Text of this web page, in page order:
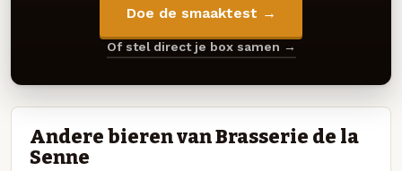
Doe de smaaktest →
Of stel direct je box samen →
Andere bieren van Brasserie de la
Senne